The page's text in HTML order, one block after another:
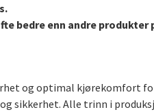
bedre enn andre produkter
og optimal kjørekomfort
sikkerhet. Alle trinn i